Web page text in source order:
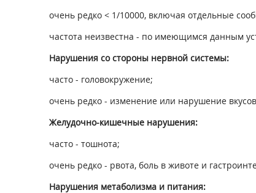
очень редко < 1/10000, включая отдельные
частота неизвестна - по имеющимся данным
Нарушения со стороны нервной системы:
часто - головокружение;
очень редко - изменение или нарушение
Желудочно-кишечные нарушения:
часто - тошнота;
очень редко - рвота, боль в животе и
Нарушения метаболизма и питания: